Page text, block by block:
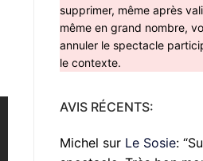
supprimer, même après
même en grand nombre,
annuler le spectacle
le contexte.
AVIS RÉCENTS:
Michel sur Le Sosie: “